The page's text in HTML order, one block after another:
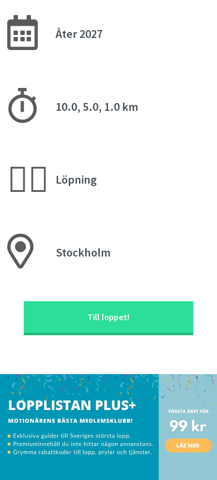
Åter 2027
10.0, 5.0, 1.0 km
🏃‍♀️ Löpning
Stockholm
Till loppet!